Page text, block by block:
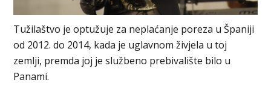
Tužilaštvo je optužuje za neplaćanje poreza u Španiji
od 2012. do 2014, kada je uglavnom živjela u toj
zemlji, premda joj je službeno prebivalište bilo u
Panami.